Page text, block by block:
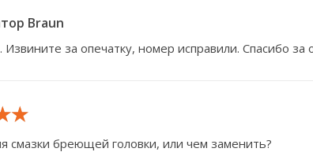
Braun
за опечатку, номер исправили. Спасибо за
смазки бреющей головки, или чем заменить?